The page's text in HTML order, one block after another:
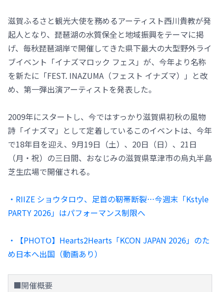
滋賀ふるさと観光大使を務めるアーティスト西川貴教が発
起人となり、琵琶湖の水質保全と地域振興をテーマに掲
げ、毎秋琵琶湖岸で開催してきた県下最大の大型野外ライ
ブイベント「イナズマロック フェス」が、今年より名称
を新たに「FEST. INAZUMA（フェスト イナズマ）」と改
め、第一弾出演アーティストを発表した。
2009年にスタートし、今ではすっかり滋賀県初秋の風物
詩「イナズマ」として定着しているこのイベントは、今年
で18年目を迎え、9月19日（土）、20日（日）、21日
（月・祝）の三日間、おなじみの滋賀県草津市の烏丸半島
芝生広場で開催される。
・RIIZE ショウタロウ、足首の靭帯断裂…今週末「Kstyle
PARTY 2026」はパフォーマンス制限へ
・【PHOTO】Hearts2Hearts「KCON JAPAN 2026」のた
め日本へ出国（動画あり）
■開催概要